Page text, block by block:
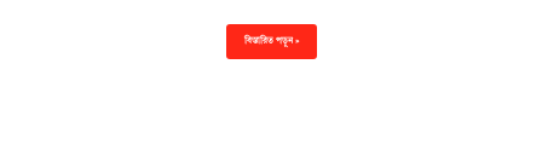
বিস্তারিত পড়ুন »